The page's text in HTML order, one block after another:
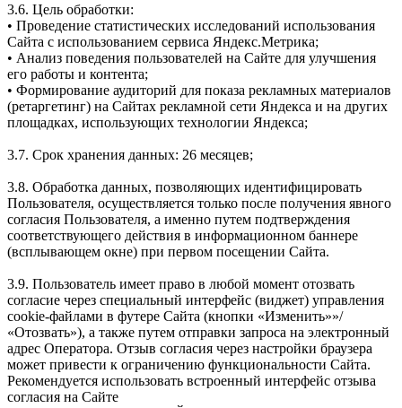
3.6. Цель обработки:
• Проведение статистических исследований использования
Сайта с использованием сервиса Яндекс.Метрика;
• Анализ поведения пользователей на Сайте для улучшения
его работы и контента;
• Формирование аудиторий для показа рекламных материалов
(ретаргетинг) на Сайтах рекламной сети Яндекса и на других
площадках, использующих технологии Яндекса;
3.7. Срок хранения данных: 26 месяцев;
3.8. Обработка данных, позволяющих идентифицировать
Пользователя, осуществляется только после получения явного
согласия Пользователя, а именно путем подтверждения
соответствующего действия в информационном баннере
(всплывающем окне) при первом посещении Сайта.
3.9. Пользователь имеет право в любой момент отозвать
согласие через специальный интерфейс (виджет) управления
cookie-файлами в футере Сайта (кнопки «Изменить»»/
«Отозвать»), а также путем отправки запроса на электронный
адрес Оператора. Отзыв согласия через настройки браузера
может привести к ограничению функциональности Сайта.
Рекомендуется использовать встроенный интерфейс отзыва
согласия на Сайте